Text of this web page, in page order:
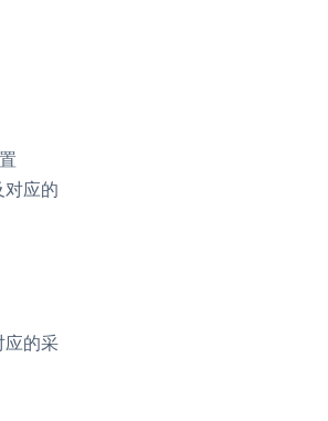
动会议
对应的
应的采